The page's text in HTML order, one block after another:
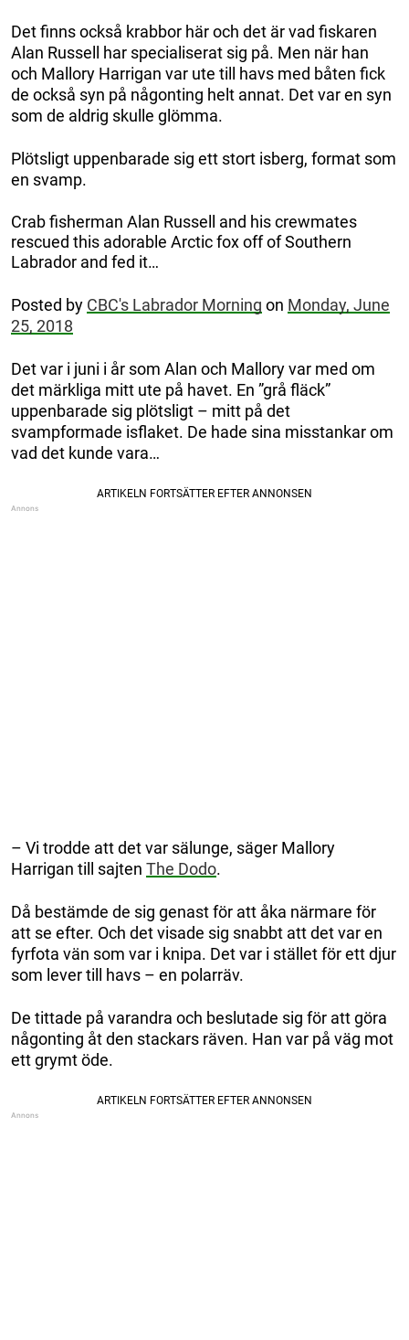
Det finns också krabbor här och det är vad fiskaren
Alan Russell har specialiserat sig på. Men när han
och Mallory Harrigan var ute till havs med båten fick
de också syn på någonting helt annat. Det var en syn
som de aldrig skulle glömma.
Plötsligt uppenbarade sig ett stort isberg, format som
en svamp.
Crab fisherman Alan Russell and his crewmates
rescued this adorable Arctic fox off of Southern
Labrador and fed it…
Posted by CBC's Labrador Morning on Monday, June
25, 2018
Det var i juni i år som Alan och Mallory var med om
det märkliga mitt ute på havet. En ”grå fläck”
uppenbarade sig plötsligt – mitt på det
svampformade isflaket. De hade sina misstankar om
vad det kunde vara…
– Vi trodde att det var sälunge, säger Mallory
Harrigan till sajten The Dodo.
Då bestämde de sig genast för att åka närmare för
att se efter. Och det visade sig snabbt att det var en
fyrfota vän som var i knipa. Det var i stället för ett djur
som lever till havs – en polarräv.
De tittade på varandra och beslutade sig för att göra
någonting åt den stackars räven. Han var på väg mot
ett grymt öde.